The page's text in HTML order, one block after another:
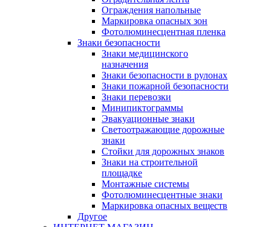
Ограждения напольные
Маркировка опасных зон
Фотолюминесцентная пленка
Знаки безопасности
Знаки медицинского
назначения
Знаки безопасности в рулонах
Знаки пожарной безопасности
Знаки перевозки
Минипиктограммы
Эвакуационные знаки
Светоотражающие дорожные
знаки
Стойки для дорожных знаков
Знаки на строительной
площадке
Монтажные системы
Фотолюминесцентные знаки
Маркировка опасных веществ
Другое